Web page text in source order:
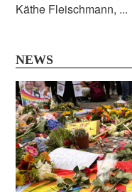
Käthe Fleischmann, ...
NEWS